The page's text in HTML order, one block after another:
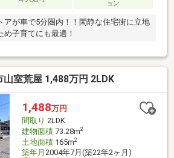
ョン
アが車で5分圏内！！閑静な住宅街に立地
め子育てにも最適！
山室荒屋 1,488万円 2LDK
1,488万円
間取り 2LDK
建物面積73.28m2
土地面積165m2
築年月 2004年7月(築22年2ヶ月)